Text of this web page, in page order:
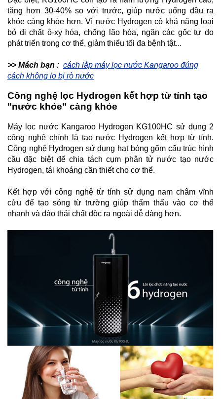
tăng hơn 30-40% so với trước, giúp nước uống đầu ra
khỏe càng khỏe hơn. Vì nước Hydrogen có khả năng loại
bỏ đi chất ô-xy hóa, chống lão hóa, ngăn các gốc tự do
phát triển trong cơ thể, giảm thiểu tối đa bệnh tật...
>> Mách bạn : cách lắp máy lọc nước Kangaroo đúng
cách không lo bị rò nước
Công nghệ lọc Hydrogen kết hợp từ tính tạo
"nước khỏe” càng khỏe
Máy lọc nước Kangaroo Hydrogen KG100HC sử dụng 2
công nghệ chính là tạo nước Hydrogen kết hợp từ tính.
Công nghệ Hydrogen sử dụng hạt bóng gốm cấu trúc hình
cầu đặc biệt để chia tách cụm phân tử nước tạo nước
Hydrogen, tái khoáng cần thiết cho cơ thể.
Kết hợp với công nghệ từ tính sử dụng nam châm vĩnh
cửu để tạo sóng từ trường giúp thẩm thấu vào cơ thể
nhanh và đào thải chất độc ra ngoài dễ dàng hơn.